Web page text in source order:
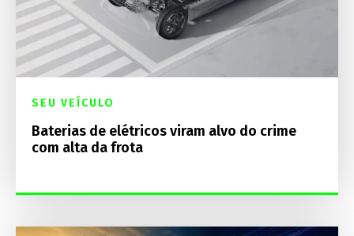
SEU VEÍCULO
Baterias de elétricos viram alvo do crime
com alta da frota